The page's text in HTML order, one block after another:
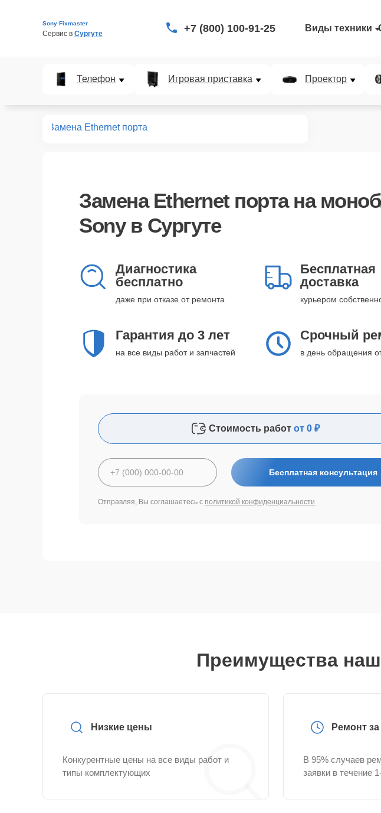
Sony Fixmaster
Сервис в Сургуте +7 (800) 100-91-25 Виды техники
Телефон Игровая приставка Проектор
Замена Ethernet порта
Замена Ethernet портана
Sony в Сургуте
Диагностика
бесплатно
даже при отказе от ремонта
Бесплатная
доставка
курьером
Гарантия до 3 лет
на все виды работ и запчастей
Срочный
в день обращения
Стоимость работ от 0 ₽
Бесплатная консультация
Отправляя, Вы соглашаетесь с политикой конфиденциальности
Преимущества
Низкие цены
Конкурентные цены на все виды работ и
типы комплектующих
Ремонт
В 95% случаев
заявки в течение